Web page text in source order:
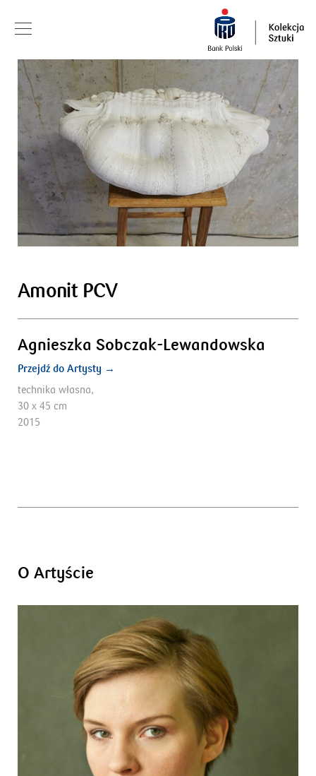
Amonit PCV
Agnieszka Sobczak-Lewandowska
Przejdź do Artysty →
technika własna,
30 x 45 cm
2015
O Artyście